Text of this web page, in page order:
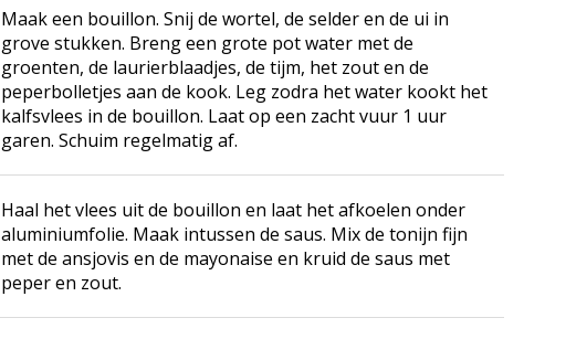
Maak een bouillon. Snij de wortel, de selder en de ui in
grove stukken. Breng een grote pot water met de
groenten, de laurierblaadjes, de tijm, het zout en de
peperbolletjes aan de kook. Leg zodra het water kookt het
kalfsvlees in de bouillon. Laat op een zacht vuur 1 uur
garen. Schuim regelmatig af.
Haal het vlees uit de bouillon en laat het afkoelen onder
aluminiumfolie. Maak intussen de saus. Mix de tonijn fijn
met de ansjovis en de mayonaise en kruid de saus met
peper en zout.